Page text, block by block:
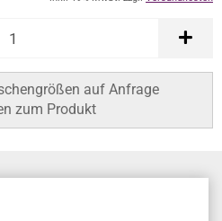
auf Anfrage
zum Produkt